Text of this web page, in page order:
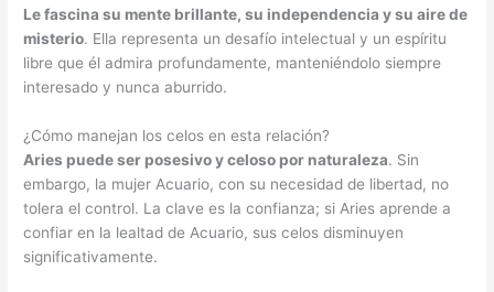
Le fascina su mente brillante, su independencia y su aire de
misterio. Ella representa un desafío intelectual y un espíritu
libre que él admira profundamente, manteniéndolo siempre
interesado y nunca aburrido.
¿Cómo manejan los celos en esta relación?
Aries puede ser posesivo y celoso por naturaleza. Sin
embargo, la mujer Acuario, con su necesidad de libertad, no
tolera el control. La clave es la confianza; si Aries aprende a
confiar en la lealtad de Acuario, sus celos disminuyen
significativamente.